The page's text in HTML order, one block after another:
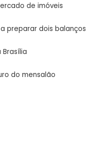
de imóveis
preparar dois balanços
Brasília
do mensalão